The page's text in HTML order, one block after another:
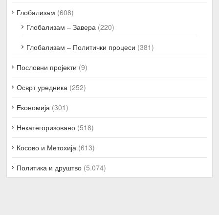
Глобализам (608)
Глобализам – Завера (220)
Глобализам – Политички процеси (381)
Пословни пројекти (9)
Осврт уредника (252)
Економија (301)
Некатегоризовано (518)
Косово и Метохија (613)
Политика и друштво (5.074)